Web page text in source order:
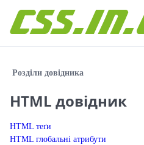
Розділи довідника
HTML довідник
HTML теґи
HTML глобальні атрибути